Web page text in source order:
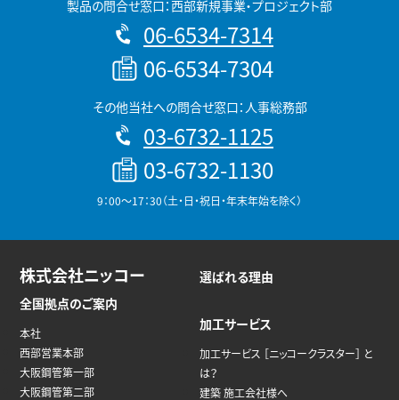
製品の問合せ窓口：西部新規事業・プロジェクト部
06-6534-7314
06-6534-7304
その他当社への問合せ窓口：人事総務部
03-6732-1125
03-6732-1130
9：00～17：30（土・日・祝日・年末年始を除く）
株式会社ニッコー
全国拠点のご案内
本社
西部営業本部
大阪鋼管第一部
大阪鋼管第二部
選ばれる理由
加工サービス
加工サービス ［ニッコークラスター］ と
は？
建築 施工会社様へ